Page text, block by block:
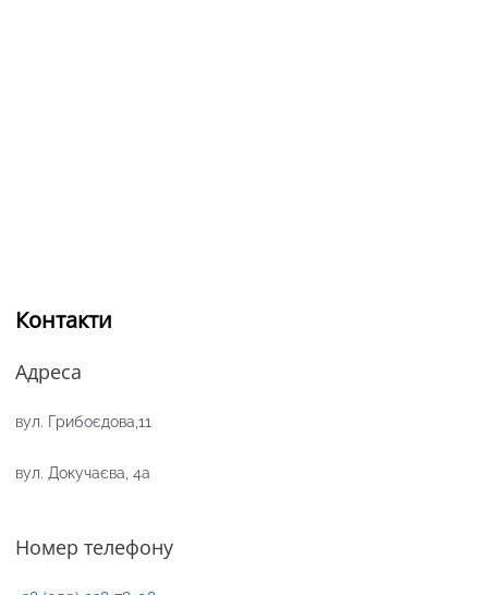
Контакти
Адреса
вул. Грибоєдова,11
вул. Докучаєва, 4а
Номер телефону